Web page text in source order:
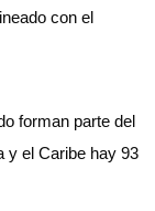
con el
forman parte del
y el Caribe hay 93